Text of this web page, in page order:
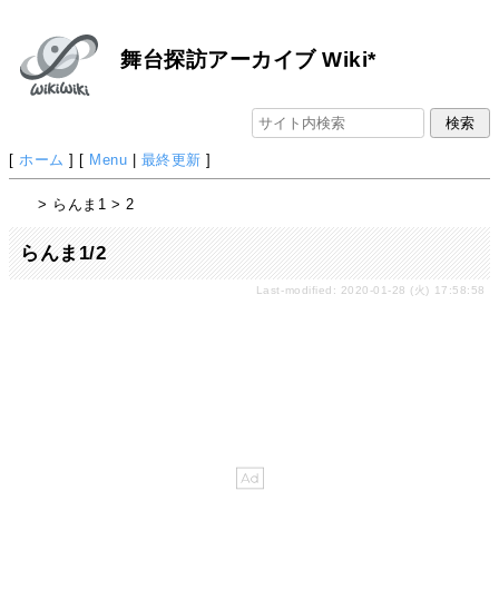
舞台探訪アーカイブ Wiki*
[ ホーム ] [ Menu | 最終更新 ]
> らんま1 > 2
らんま1/2
Last-modified: 2020-01-28 (火) 17:58:58